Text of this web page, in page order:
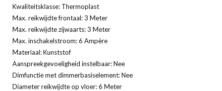
Kwaliteitsklasse: Thermoplast
Max. reikwijdte frontaal: 3 Meter
Max. reikwijdte zijwaarts: 3 Meter
Max. inschakelstroom: 6 Ampère
Materiaal: Kunststof
Aanspreekgevoeligheid instelbaar: Nee
Dimfunctie met dimmerbasiselement: Nee
Diameter reikwijdte op vloer: 6 Meter